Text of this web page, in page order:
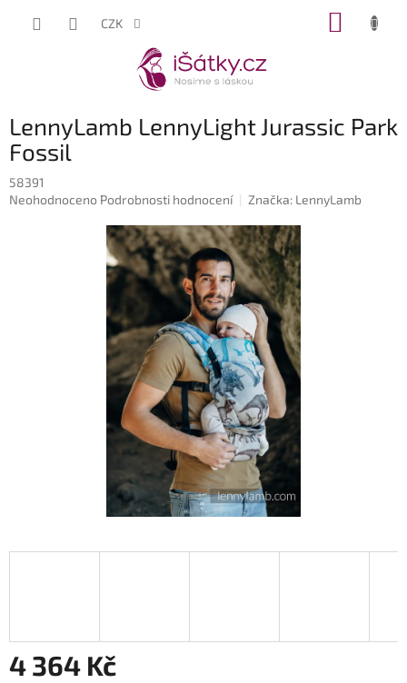
CZK
LennyLamb LennyLight Jurassic Park
Fossil
58391
Průměrné
Neohodnoceno Podrobnosti hodnocení Značka: LennyLamb
4 364 Kč